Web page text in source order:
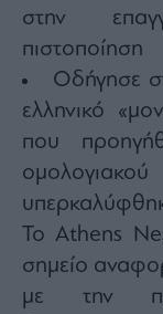
στην
πιστοποίηση
Οδήγησε
ελληνικό
που
Το Athens
σημείο
με την